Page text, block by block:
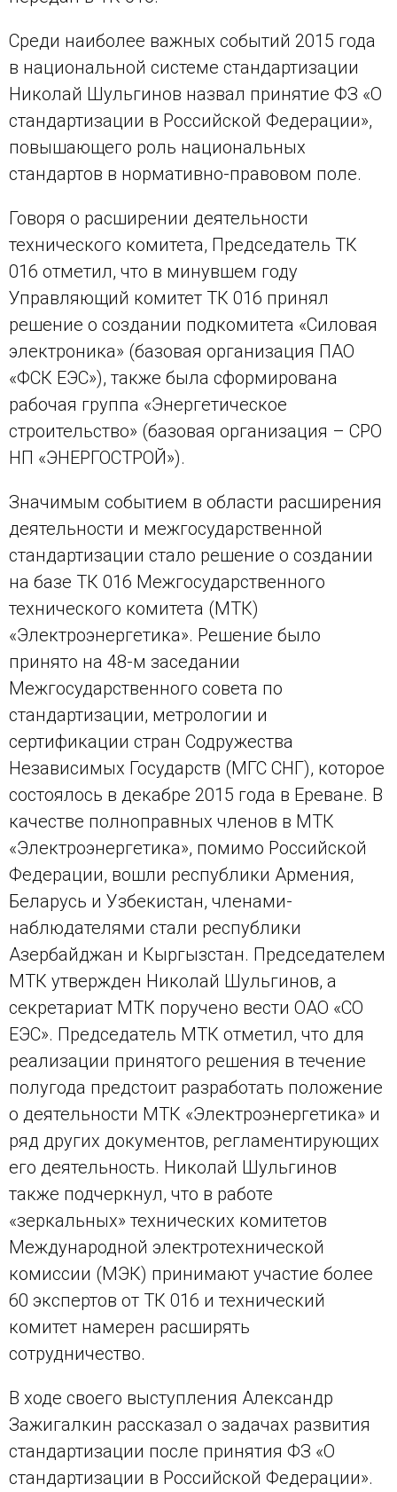
Среди наиболее важных событий 2015 года
в национальной системе стандартизации
Николай Шульгинов назвал принятие ФЗ «О
стандартизации в Российской Федерации»,
повышающего роль национальных
стандартов в нормативно-правовом поле.
Говоря о расширении деятельности
технического комитета, Председатель ТК
016 отметил, что в минувшем году
Управляющий комитет ТК 016 принял
решение о создании подкомитета «Силовая
электроника» (базовая организация ПАО
«ФСК ЕЭС»), также была сформирована
рабочая группа «Энергетическое
строительство» (базовая организация – СРО
НП «ЭНЕРГОСТРОЙ»).
Значимым событием в области расширения
деятельности и межгосударственной
стандартизации стало решение о создании
на базе ТК 016 Межгосударственного
технического комитета (МТК)
«Электроэнергетика». Решение было
принято на 48-м заседании
Межгосударственного совета по
стандартизации, метрологии и
сертификации стран Содружества
Независимых Государств (МГС СНГ), которое
состоялось в декабре 2015 года в Ереване. В
качестве полноправных членов в МТК
«Электроэнергетика», помимо Российской
Федерации, вошли республики Армения,
Беларусь и Узбекистан, членами-
наблюдателями стали республики
Азербайджан и Кыргызстан. Председателем
МТК утвержден Николай Шульгинов, а
секретариат МТК поручено вести ОАО «СО
ЕЭС». Председатель МТК отметил, что для
реализации принятого решения в течение
полугода предстоит разработать положение
о деятельности МТК «Электроэнергетика» и
ряд других документов, регламентирующих
его деятельность. Николай Шульгинов
также подчеркнул, что в работе
«зеркальных» технических комитетов
Международной электротехнической
комиссии (МЭК) принимают участие более
60 экспертов от ТК 016 и технический
комитет намерен расширять
сотрудничество.
В ходе своего выступления Александр
Зажигалкин рассказал о задачах развития
стандартизации после принятия ФЗ «О
стандартизации в Российской Федерации».